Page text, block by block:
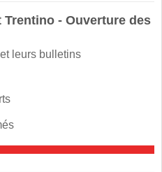
- Ouverture des
leurs bulletins